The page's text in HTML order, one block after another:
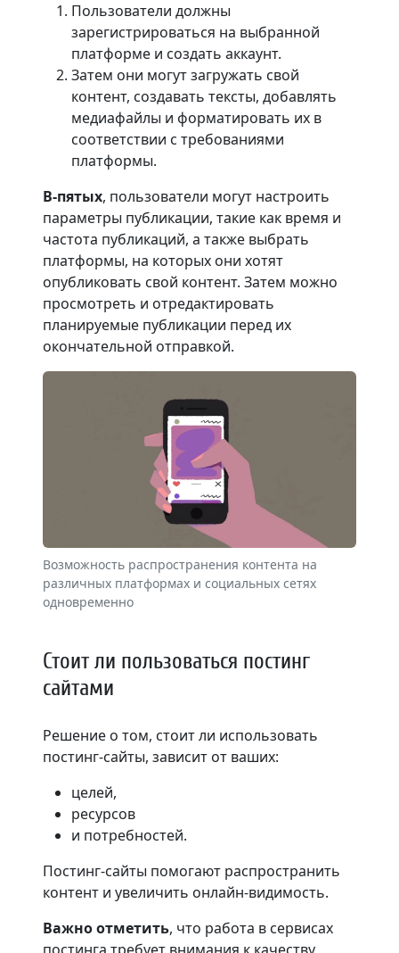
Пользователи должны
зарегистрироваться на выбранной
платформе и создать аккаунт.
Затем они могут загружать свой
контент, создавать тексты, добавлять
медиафайлы и форматировать их в
соответствии с требованиями
платформы.
В-пятых, пользователи могут настроить
параметры публикации, такие как время и
частота публикаций, а также выбрать
платформы, на которых они хотят
опубликовать свой контент. Затем можно
просмотреть и отредактировать
планируемые публикации перед их
окончательной отправкой.
Возможность распространения контента на
различных платформах и социальных сетях
одновременно
Стоит ли пользоваться постинг
сайтами
Решение о том, стоит ли использовать
постинг-сайты, зависит от ваших:
целей,
ресурсов
и потребностей.
Постинг-сайты помогают распространить
контент и увеличить онлайн-видимость.
Важно отметить, что работа в сервисах